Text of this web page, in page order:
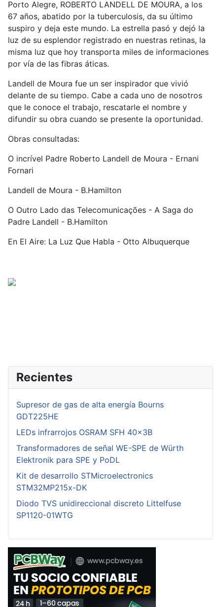
Porto Alegre, ROBERTO LANDELL DE MOURA, a los
67 años, abatido por la tuberculosis, da su último
suspiro y deja este mundo. La estrella pasó y dejó la
luz de su esplendor registrado en nuestras retinas, la
misma luz que hoy transporta miles de informaciones
por vía de las fibras áticas.
Landell de Moura fue un ser inspirador que vivió
delante de su tiempo. Cabe a cada uno de nosotros
que le conoce el trabajo, rescatarle el nombre y
difundir su obra cuando se presente la oportunidad.
Obras consultadas:
O incrível Padre Roberto Landell de Moura - Ernani
Fornari
Landell de Moura - B.Hamilton
O Outro Lado das Telecomunicações - A Saga do
Padre Landell - B.Hamilton
En El Aire: La Luz Que Habla - Otto Albuquerque
Recientes
Supresor de gas de alta energía Bourns
GDT225HE
LEDs infrarrojos OSRAM SFH 40x3B
Transformadores de señal WE-SPE de Würth
Elektronik para SPE y PoDL
Kit de desarrollo STMicroelectronics
STM32MP215x-DK
Diodo TVS unidireccional discreto Littelfuse
SP1120-01WTG